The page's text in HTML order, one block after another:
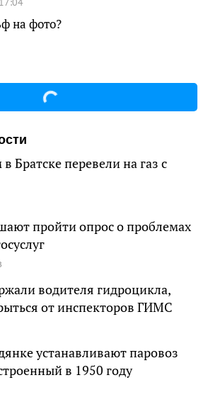
на фото?
Братске перевели на газ с
пройти опрос о проблемах
водителя гидроцикла,
от инспекторов ГИМС
устанавливают паровоз
в 1950 году